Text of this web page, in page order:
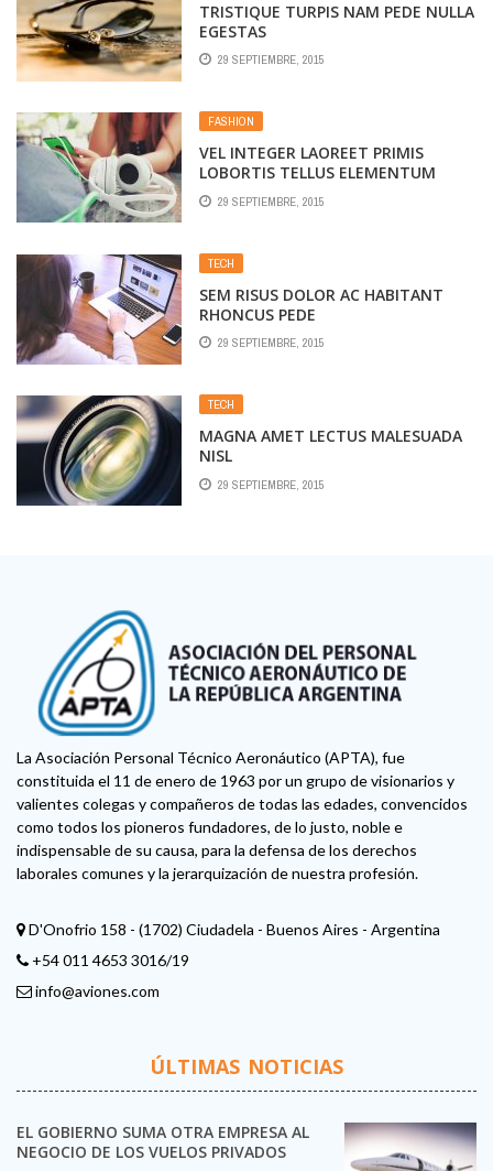
TRISTIQUE TURPIS NAM PEDE NULLA
EGESTAS
29 SEPTIEMBRE, 2015
FASHION
VEL INTEGER LAOREET PRIMIS
LOBORTIS TELLUS ELEMENTUM
29 SEPTIEMBRE, 2015
TECH
SEM RISUS DOLOR AC HABITANT
RHONCUS PEDE
29 SEPTIEMBRE, 2015
TECH
MAGNA AMET LECTUS MALESUADA
NISL
29 SEPTIEMBRE, 2015
La Asociación Personal Técnico Aeronáutico (APTA), fue
constituida el 11 de enero de 1963 por un grupo de visionarios y
valientes colegas y compañeros de todas las edades, convencidos
como todos los pioneros fundadores, de lo justo, noble e
indispensable de su causa, para la defensa de los derechos
laborales comunes y la jerarquización de nuestra profesión.
D'Onofrio 158 - (1702) Ciudadela - Buenos Aires - Argentina
+54 011 4653 3016/19
info@aviones.com
ÚLTIMAS NOTICIAS
EL GOBIERNO SUMA OTRA EMPRESA AL
NEGOCIO DE LOS VUELOS PRIVADOS